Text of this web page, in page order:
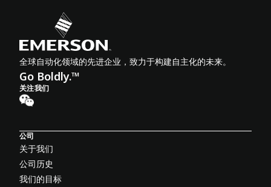
全球自动化领域的先进企业，致力于构建自主化的未来。
Go Boldly.™
关注我们
公司
关于我们
公司历史
我们的目标